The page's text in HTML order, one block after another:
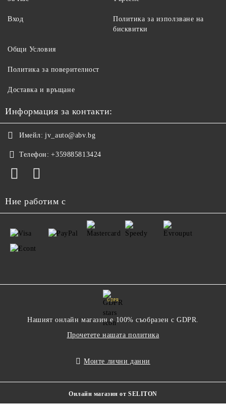
Вход
Политика за използване на
бисквитки
Общи Условия
Политика за поверителност
Доставка и връщане
Информация за контакти:
Имейл: jv_auto@abv.bg
Телефон: +359885813424
Ние работим с
GDPR
Нашият онлайн магазин е 100% съобразен с GDPR.
Прочетете нашата политика
Моите лични данни
Онлайн магазин от SELITON